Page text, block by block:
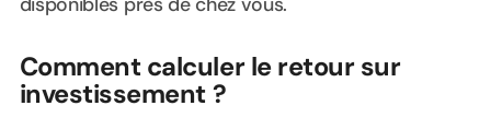
Comment calculer le retour sur
investissement ?